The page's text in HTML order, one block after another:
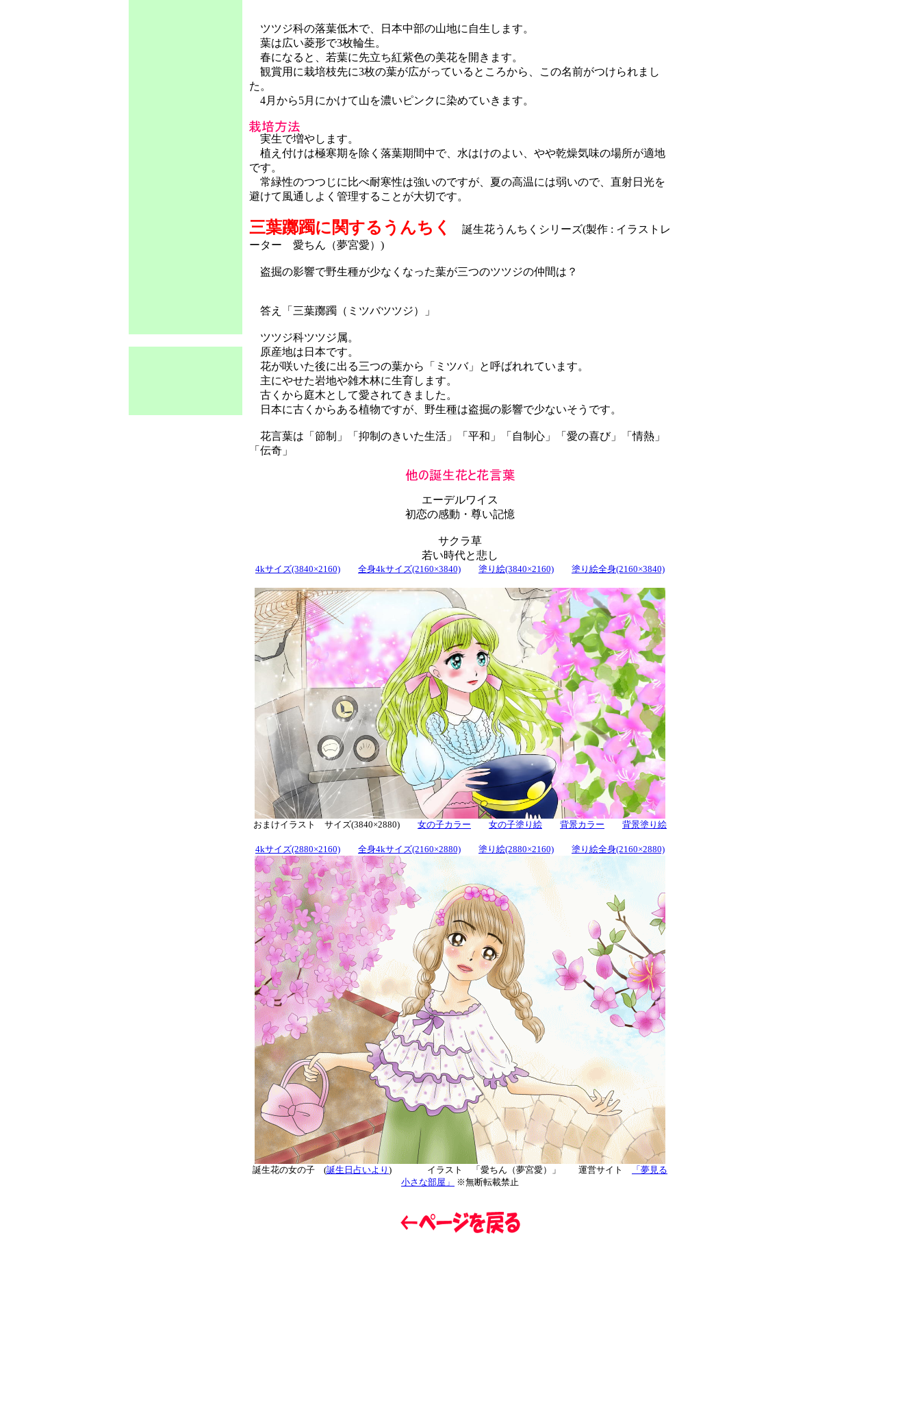
ツツジ科の落葉低木で、日本中部の山地に自生します。
葉は広い菱形で3枚輪生。
春になると、若葉に先立ち紅紫色の美花を開きます。
観賞用に栽培枝先に3枚の葉が広がっているところから、この名前がつけられまし
た。
4月から5月にかけて山を濃いピンクに染めていきます。
実生で増やします。
植え付けは極寒期を除く落葉期間中で、水はけのよい、やや乾燥気味の場所が適地
です。
常緑性のつつじに比べ耐寒性は強いのですが、夏の高温には弱いので、直射日光を
避けて風通しよく管理することが大切です。
三葉躑躅に関するうんちく
誕生花うんちくシリーズ(製作 : イラストレ
ーター 愛ちん（夢宮愛）)
盗掘の影響で野生種が少なくなった葉が三つのツツジの仲間は？
答え「三葉躑躅（ミツバツツジ）」
ツツジ科ツツジ属。
原産地は日本です。
花が咲いた後に出る三つの葉から「ミツバ」と呼ばれれています。
主にやせた岩地や雑木林に生育します。
古くから庭木として愛されてきました。
日本に古くからある植物ですが、野生種は盗掘の影響で少ないそうです。
花言葉は「節制」「抑制のきいた生活」「平和」「自制心」「愛の喜び」「情熱」
「伝奇」
エーデルワイス
初恋の感動・尊い記憶
サクラ草
若い時代と悲し
4kサイズ(3840×2160) 全身4kサイズ(2160×3840) 塗り絵(3840×2160) 塗り絵全身(2160×3840)
おまけイラスト サイズ(3840×2880) 女の子カラー 女の子塗り絵 背景カラー 背景塗り絵
4kサイズ(2880×2160) 全身4kサイズ(2160×2880) 塗り絵(2880×2160) 塗り絵全身(2160×2880)
誕生花の女の子 (誕生日占いより ) イラスト 「愛ちん（夢宮愛）」 運営サイト
「夢見る
小さな部屋」
※無断転載禁止